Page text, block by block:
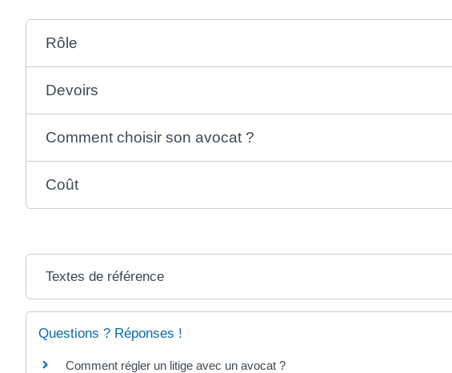
Rôle
Devoirs
Comment choisir son avocat ?
Coût
Textes de référence
Questions ? Réponses !
Comment régler un litige avec un avocat ?